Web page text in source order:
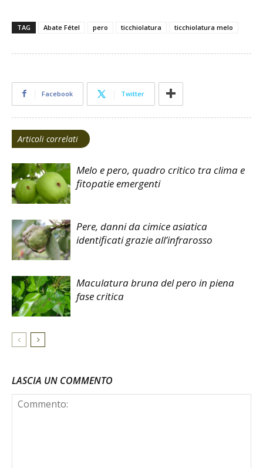
TAG Abate Fétel pero ticchiolatura ticchiolatura melo
Facebook Twitter
Articoli correlati
Melo e pero, quadro critico tra clima e
fitopatie emergenti
Pere, danni da cimice asiatica
identificati grazie all’infrarosso
Maculatura bruna del pero in piena
fase critica
LASCIA UN COMMENTO